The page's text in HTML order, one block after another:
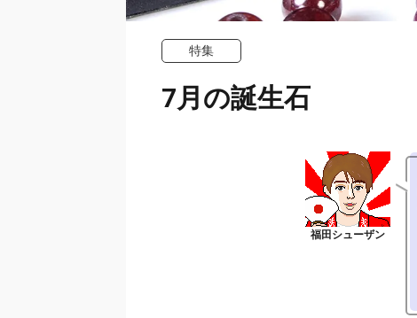
特集
7月の誕生石